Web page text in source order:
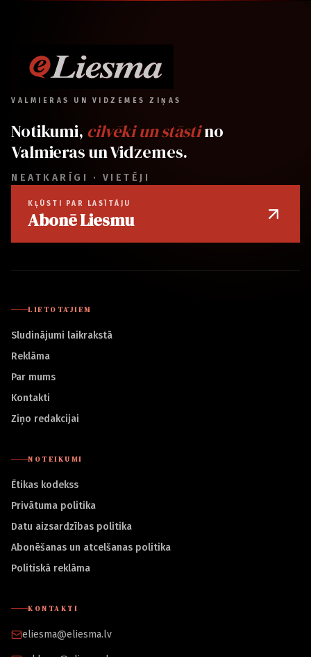
VALMIERAS UN VIDZEMES ZIŅAS
Notikumi, cilvēki un stāstino
Valmieras un Vidzemes.
NEATKARĪGI · VIETĒJI
KĻŪSTI PAR LASĪTĀJU
Abonē Liesmu
LIETOTĀJIEM
Sludinājumi laikrakstā
Reklāma
Par mums
Kontakti
Ziņo redakcijai
NOTEIKUMI
Ētikas kodekss
Privātuma politika
Datu aizsardzības politika
Abonēšanas un atcelšanas politika
Politiskā reklāma
KONTAKTI
eliesma@eliesma.lv